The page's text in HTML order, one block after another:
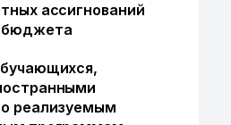
ассигнований
бюджета
реализуемым